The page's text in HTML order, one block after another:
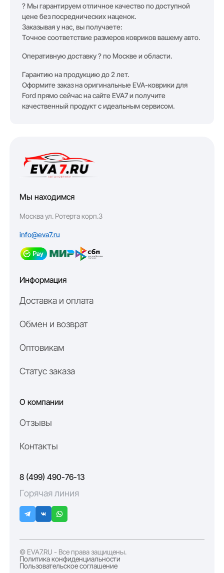
? Мы гарантируем отличное качество по доступной
цене без посреднических наценок.
Заказывая у нас, вы получаете:
Точное соответствие размеров ковриков вашему авто.
Оперативную доставку ? по Москве и области.
Гарантию на продукцию до 2 лет.
Оформите заказ на оригинальные EVA-коврики для
Ford прямо сейчас на сайте EVA7 и получите
качественный продукт с идеальным сервисом.
Мы находимся
Москва ул. Ротерта корп.3
info@eva7.ru
Информация
Доставка и оплата
Обмен и возврат
Оптовикам
Статус заказа
О компании
Отзывы
Контакты
8 (499) 490-76-13
Горячая линия
© EVA7.RU - Все права защищены.
Политика конфиденциальности
Пользовательское соглашение